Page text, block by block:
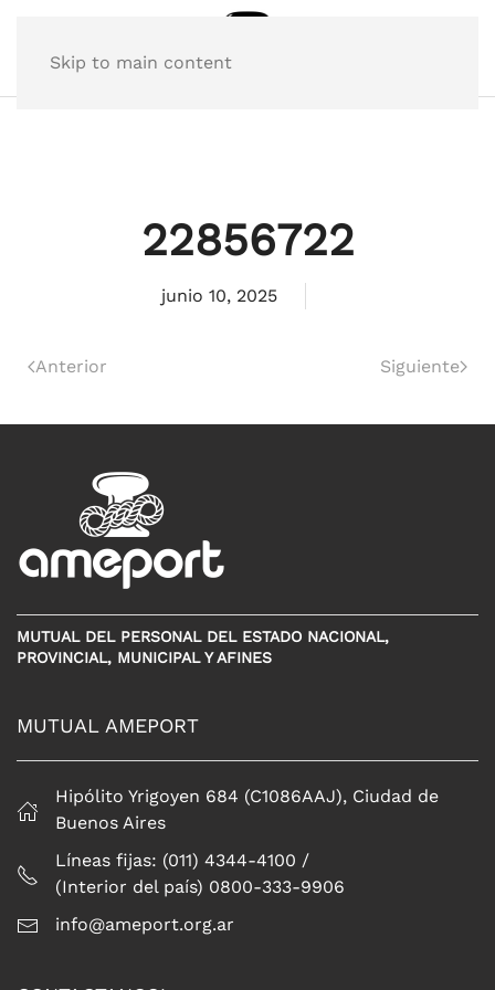
Skip to main content
22856722
junio 10, 2025
Anterior Siguiente
MUTUAL DEL PERSONAL DEL ESTADO NACIONAL,
PROVINCIAL, MUNICIPAL Y AFINES
MUTUAL AMEPORT
Hipólito Yrigoyen 684 (C1086AAJ), Ciudad de
Buenos Aires
Líneas fijas: (011) 4344-4100 /
(Interior del país) 0800-333-9906
info@ameport.org.ar